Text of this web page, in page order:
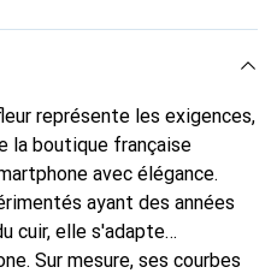
représente les exigences,
la boutique française
avec élégance.
ayant des années
cuir, elle s'adapte
Sur mesure, ses courbes